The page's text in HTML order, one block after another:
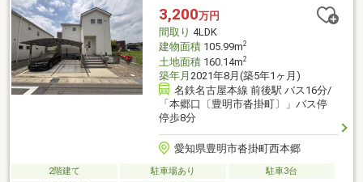
各居室収納付きです！ファミリーの方でも収納には困りません！
○神田小学校・大府中学校エリアです！小学校まで約14分です！
子育てしやすい環境が整っています！
3,200万円
間取り 4LDK
建物面積105.99m2
土地面積160.14m2
築年月 2021年8月(築5年1ヶ月)
名鉄名古屋本線 前後駅 バス16分/
「本郷口〔豊明市沓掛町〕」バス停
停歩8分
愛知県豊明市沓掛町西本郷
2階建て 駐車場あり
駐車3台